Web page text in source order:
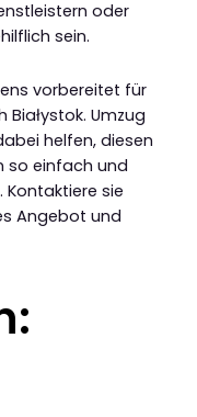
oder
sein.
vorbereitet für
Umzug
helfen, diesen
so einfach und
sie
Angebot und